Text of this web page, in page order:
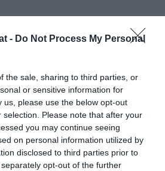
- Do Not Process My Personal
the sale, sharing to third parties, or
or sensitive information for
us, please use the below opt-out
Please note that after your
you may continue seeing
on personal information utilized by
disclosed to third parties prior to
opt-out of the further
més tard, quan els estrems
a esgrogueir-se, es recullen
i assecar, cosa que implica
de posar en aigua calenta o
molles durant diversos
I aquest procés dura mig
600 flors pol·linitzades a
un quilogram de vainilla.